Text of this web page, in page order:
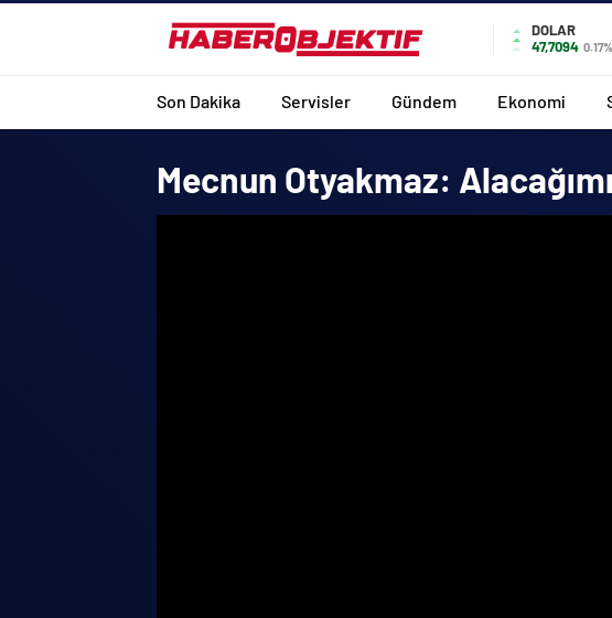
DOLAR
47,7094 0.17%
Son Dakika Servisler Gündem Ekonomi
Mecnun Otyakmaz: